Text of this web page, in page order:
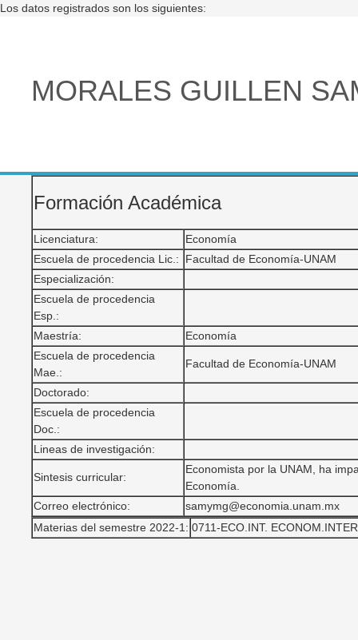
Los datos registrados son los siguientes:
MORALES GUILLEN
Formación Académica
Licenciatura:
Economía
Escuela de procedencia Lic.:
Facultad de Economía-UNAM
Especialización:
Escuela de procedencia
Esp.:
Maestría:
Economía
Escuela de procedencia
Mae.:
Facultad de Economía-UNAM
Doctorado:
Escuela de procedencia
Doc.:
Lineas de investigación:
Sintesis curricular:
Economista por la UNAM, ha
Economía.
Correo electrónico:
samymg@economia.unam.mx
Materias del semestre 2022-1: 0711-ECO.INT.